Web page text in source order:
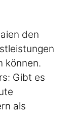
den
können.
Gibt es
als